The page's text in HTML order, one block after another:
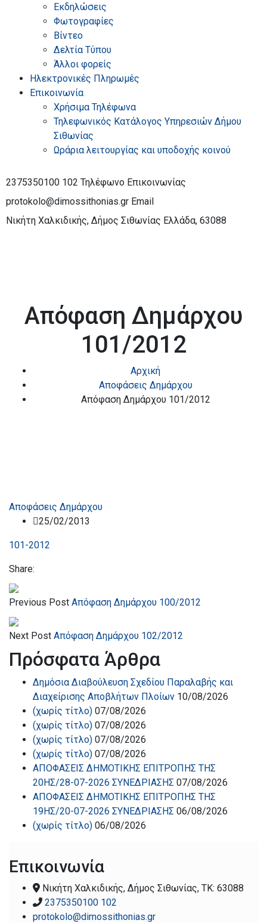
Εκδηλώσεις
Φωτογραφίες
Βίντεο
Δελτία Τύπου
Άλλοι φορείς
Ηλεκτρονικές Πληρωμές
Επικοινωνία
Χρήσιμα Τηλέφωνα
Τηλεφωνικός Κατάλογος Υπηρεσιών Δήμου
Σιθωνίας
Ωράρια λειτουργίας και υποδοχής κοινού
2375350100 102 Τηλέφωνο Επικοινωνίας
protokolo@dimossithonias.gr Email
Νικήτη Χαλκιδικής, Δήμος Σιθωνίας Ελλάδα, 63088
Απόφαση Δημάρχου
101/2012
Αρχική
Αποφάσεις Δημάρχου
Απόφαση Δημάρχου 101/2012
Αποφάσεις Δημάρχου
25/02/2013
101-2012
Share:
Previous Post Απόφαση Δημάρχου 100/2012
Next Post Απόφαση Δημάρχου 102/2012
Πρόσφατα Άρθρα
Δημόσια Διαβούλευση Σχεδίου Παραλαβής και
Διαχείρισης Αποβλήτων Πλοίων 10/08/2026
(χωρίς τίτλο) 07/08/2026
(χωρίς τίτλο) 07/08/2026
(χωρίς τίτλο) 07/08/2026
(χωρίς τίτλο) 07/08/2026
ΑΠΟΦΑΣΕΙΣ ΔΗΜΟΤΙΚΗΣ ΕΠΙΤΡΟΠΗΣ ΤΗΣ
20ΗΣ/28-07-2026 ΣΥΝΕΔΡΙΑΣΗΣ 07/08/2026
ΑΠΟΦΑΣΕΙΣ ΔΗΜΟΤΙΚΗΣ ΕΠΙΤΡΟΠΗΣ ΤΗΣ
19ΗΣ/20-07-2026 ΣΥΝΕΔΡΙΑΣΗΣ 06/08/2026
(χωρίς τίτλο) 06/08/2026
Επικοινωνία
Νικήτη Χαλκιδικής, Δήμος Σιθωνίας, ΤΚ: 63088
2375350100 102
protokolo@dimossithonias.gr